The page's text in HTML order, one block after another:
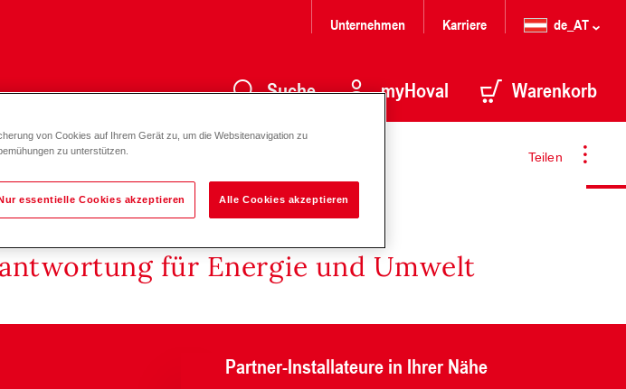
Unternehmen Karriere de_AT
Suche myHoval Warenkorb
Teilen
für Energie und Umwelt
Partner-Installateure in Ihrer Nähe
von Cookies auf Ihrem Gerät zu, um die Websitenavigation zu
zu unterstützen.
Nur essentielle Cookies akzeptieren Alle Cookies akzeptieren